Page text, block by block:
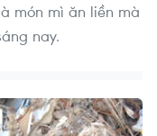
món mì ăn liền mà
nay.